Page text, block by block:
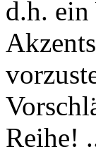
d.h.
Reihe!